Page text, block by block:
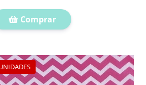
Comprar